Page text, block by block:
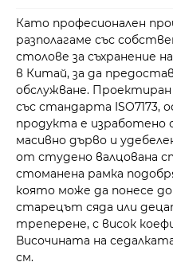
Като професионален
разполагаме със
столове за съхранение
в Китай, за да
обслужване.
със стандарта ISO7173,
продукта е изработено
масивно дърво и
от студено валцована
стоманена рамка
която може да понесе до
старецът сяда или
треперене, с висок
Височината на
см.